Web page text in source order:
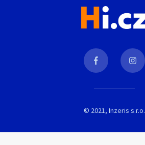
© 2021, Inzeris s.r.o.